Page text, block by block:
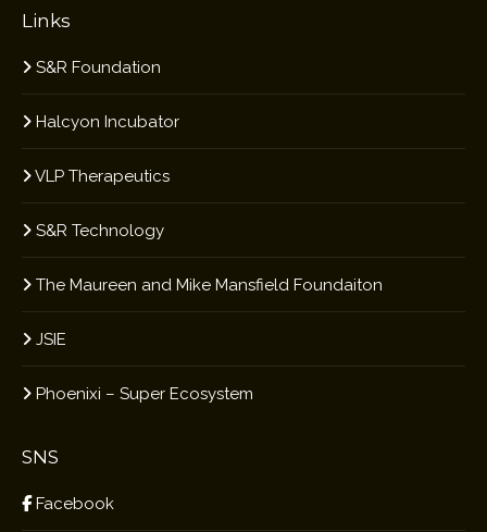
Links
S&R Foundation
Halcyon Incubator
VLP Therapeutics
S&R Technology
The Maureen and Mike Mansfield Foundaiton
JSIE
Phoenixi – Super Ecosystem
SNS
Facebook